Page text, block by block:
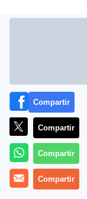
Como decían ya
Compartir
Compartir
Compartir
Compartir